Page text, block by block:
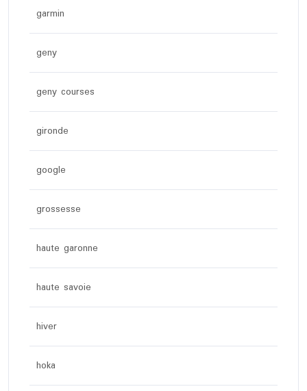
garmin
geny
geny courses
gironde
google
grossesse
haute garonne
haute savoie
hiver
hoka